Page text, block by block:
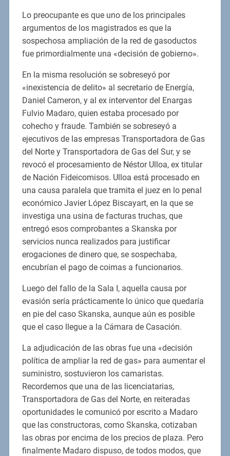
Lo preocupante es que uno de los principales
argumentos de los magistrados es que la
sospechosa ampliación de la red de gasoductos
fue primordialmente una «decisión de gobierno».
En la misma resolución se sobreseyó por
«inexistencia de delito» al secretario de Energía,
Daniel Cameron, y al ex interventor del Enargas
Fulvio Madaro, quien estaba procesado por
cohecho y fraude. También se sobreseyó a
ejecutivos de las empresas Transportadora de Gas
del Norte y Transportadora de Gas del Sur, y se
revocó el procesamiento de Néstor Ulloa, ex titular
de Nación Fideicomisos. Ulloa está procesado en
una causa paralela que tramita el juez en lo penal
económico Javier López Biscayart, en la que se
investiga una usina de facturas truchas, que
entregó esos comprobantes a Skanska por
servicios nunca realizados para justificar
erogaciones de dinero que, se sospechaba,
encubrían el pago de coimas a funcionarios.
Luego del fallo de la Sala I, aquella causa por
evasión sería prácticamente lo único que quedaría
en pie del caso Skanska, aunque aún es posible
que el caso llegue a la Cámara de Casación.
La adjudicación de las obras fue una «decisión
política de ampliar la red de gas» para aumentar el
suministro, sostuvieron los camaristas.
Recordemos que una de las licenciatarias,
Transportadora de Gas del Norte, en reiteradas
oportunidades le comunicó por escrito a Madaro
que las constructoras, como Skanska, cotizaban
las obras por encima de los precios de plaza. Pero
finalmente Madaro dispuso, de todos modos, que